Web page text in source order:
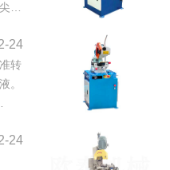
…
24
转
。
24